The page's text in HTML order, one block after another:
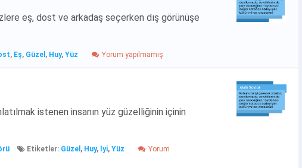
eş, dost ve arkadaş seçerken dış görünüşe
, Eş, Güzel , Huy, Yüz Yorum yapılmamış
istenen insanın yüz güzelliğinin içinin
Etiketler: Güzel , Huy, İyi, Yüz
Yorum